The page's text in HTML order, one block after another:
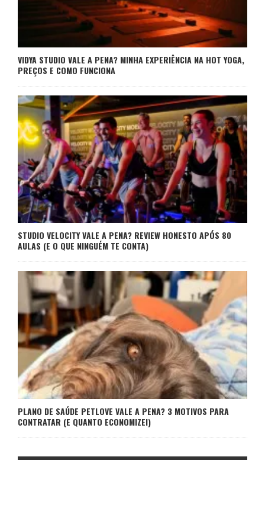
VIDYA STUDIO VALE A PENA? MINHA EXPERIÊNCIA NA HOT YOGA,
PREÇOS E COMO FUNCIONA
STUDIO VELOCITY VALE A PENA? REVIEW HONESTO APÓS 80
AULAS (E O QUE NINGUÉM TE CONTA)
PLANO DE SAÚDE PETLOVE VALE A PENA? 3 MOTIVOS PARA
CONTRATAR (E QUANTO ECONOMIZEI)